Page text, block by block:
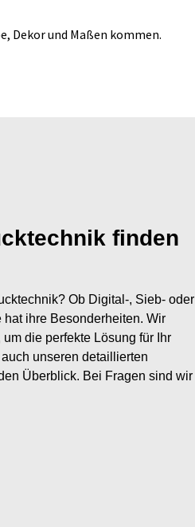
Dekor und Maßen kommen.
finden
Ob Digital-, Sieb- oder
ihre Besonderheiten. Wir
die perfekte Lösung für Ihr
unseren detaillierten
Überblick. Bei Fragen sind wir